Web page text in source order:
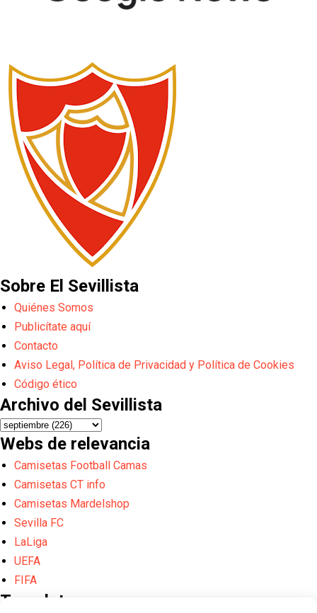
Sobre El Sevillista
Quiénes Somos
Publicítate aquí
Contacto
Aviso Legal, Política de Privacidad y Política de Cookies
Código ético
Archivo del Sevillista
Webs de relevancia
Camisetas Football Camas
Camisetas CT info
Camisetas Mardelshop
Sevilla FC
LaLiga
UEFA
FIFA
Translate